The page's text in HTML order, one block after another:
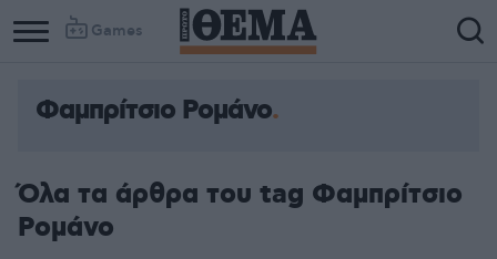
Games
Φαμπρίτσιο Ρομάνο
Όλα τα άρθρα του tag Φαμπρίτσιο
Ρομάνο